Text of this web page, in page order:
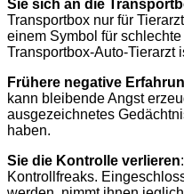
Sie sich an die
Transportbox nur für
einem Symbol für
Transportbox-Auto-Tierarzt
Frühere negative
kann bleibende Angst
ausgezeichnetes
haben.
Sie die Kontrolle verlieren
Kontrollfreaks.